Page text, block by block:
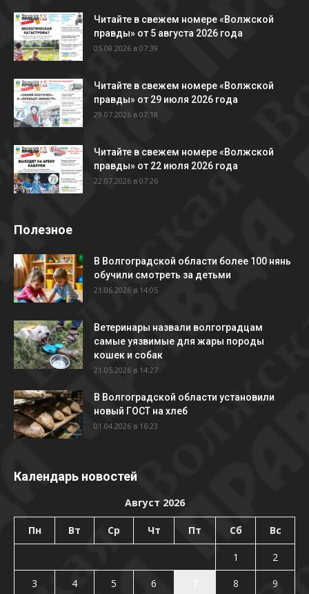
Читайте в свежем номере «Волжской
правды» от 5 августа 2026 года
05.08.2026 в 07:39
Читайте в свежем номере «Волжской
правды» от 29 июля 2026 года
29.07.2026 в 07:18
Читайте в свежем номере «Волжской
правды» от 22 июля 2026 года
22.07.2026 в 07:26
Полезное
В Волгоградской области более 100 нянь
обучили смотреть за детьми
21.06.2026 в 14:05
Ветеринары назвали волгоградцам
самые уязвимые для жары породы
кошек и собак
21.05.2026 в 14:27
В Волгоградской области установили
новый ГОСТ на хлеб
01.04.2026 в 16:23
Календарь новостей
Август 2026
Пн Вт Ср Чт Пт Сб Вс
1
2
3
4 5 6 8
9